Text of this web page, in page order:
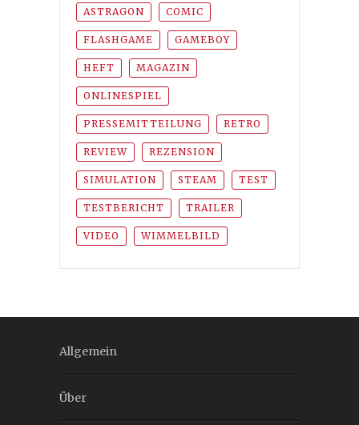
ASTRAGON COMIC
FLASHGAME GAMEBOY
HEFT MAGAZIN
ONLINESPIEL
PRESSEMITTEILUNG RETRO
REVIEW REZENSION
SIMULATION STEAM TEST
TESTBERICHT TRAILER
VIDEO WIMMELBILD
Allgemein
Über